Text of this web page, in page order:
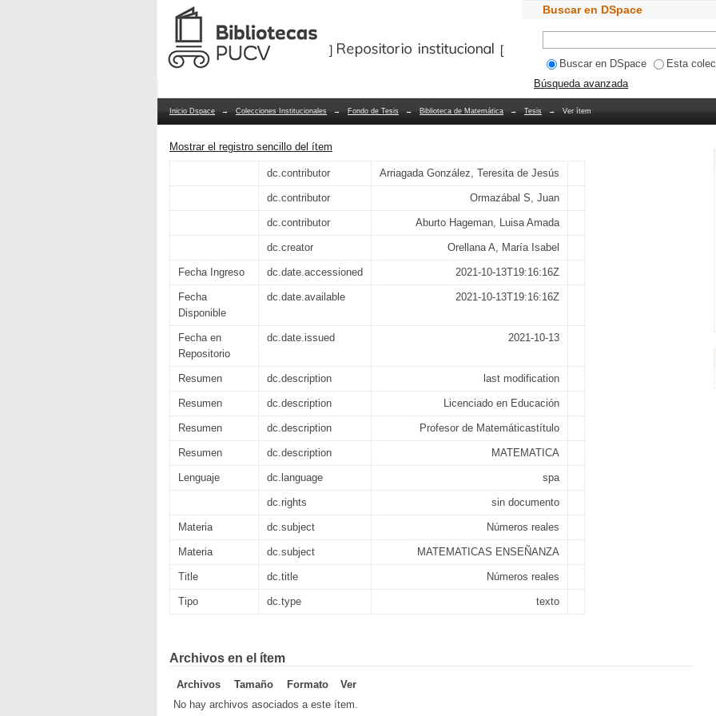
Números reales
Repositorio Dspace/Manakin Buscar en DSpace
Buscar en DSpace
Esta
Búsqueda avanzada
Inicio Dspace → Colecciones Institucionales → Fondo de Tesis → Biblioteca de Matemática → Tesis → Ver ítem
Mostrar el registro sencillo del ítem
dc.contributor Arriagada González, Teresita de Jesús
dc.contributor Ormazábal S, Juan
dc.contributor Aburto Hageman, Luisa Amada
dc.creator Orellana A, María Isabel
Fecha Ingreso dc.date.accessioned 2021-10-13T19:16:16Z
Fecha
Disponible
dc.date.available 2021-10-13T19:16:16Z
Fecha en
Repositorio
dc.date.issued 2021-10-13
Resumen dc.description last modification
Resumen dc.description Licenciado en Educación
Resumen dc.description Profesor de Matemáticastítulo
Resumen dc.description MATEMATICA
Lenguaje dc.language spa
dc.rights sin documento
Materia dc.subject Números reales
Materia dc.subject MATEMATICAS ENSEÑANZA
Title dc.title Números reales
Tipo dc.type texto
Archivos en el ítem
Archivos Tamaño Formato
Ver
No hay archivos asociados a este ítem.